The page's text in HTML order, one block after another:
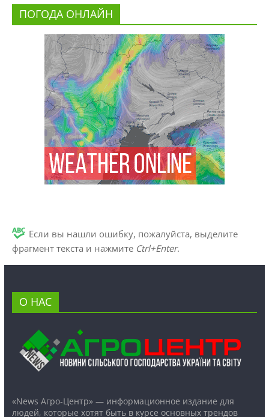
ПОГОДА ОНЛАЙН
Если вы нашли ошибку, пожалуйста, выделите
фрагмент текста и нажмите Ctrl+Enter.
О НАС
«News Агро-Центр» — информационное издание для
людей, которые хотят быть в курсе основных трендов